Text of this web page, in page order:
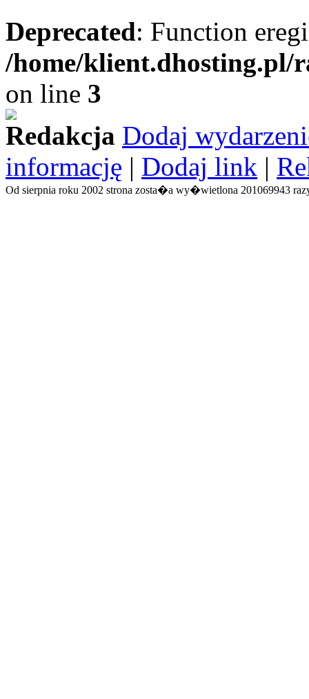
Deprecated: Function
/home/
on line 3
Redakcja Dodaj
informację | Dodaj link |
Od sierpnia roku 2002 strona zosta�a wy�wietlona 201069943